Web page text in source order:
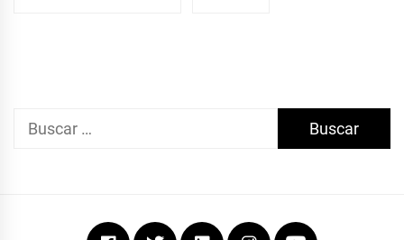
Buscar:
FacebookTwitterLinkedinInstagramYoutube